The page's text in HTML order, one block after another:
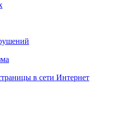
в сети Интернет